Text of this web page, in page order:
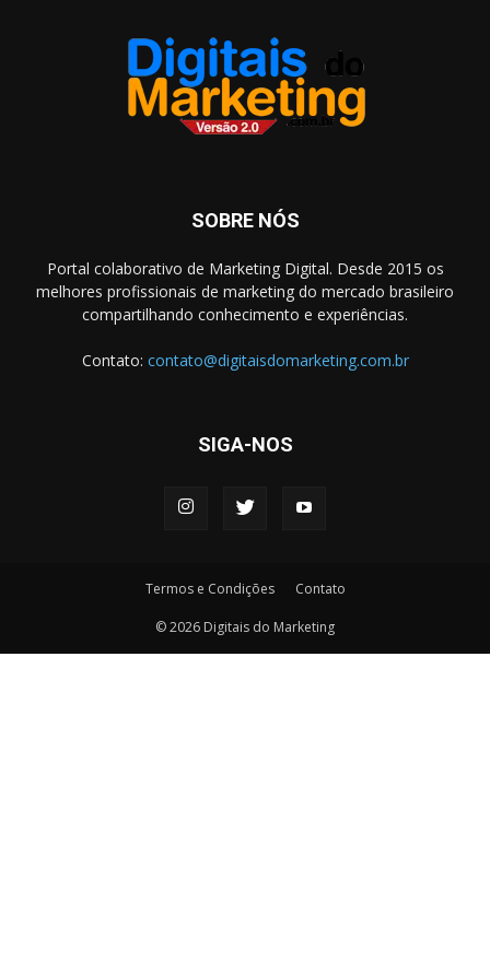
SOBRE NÓS
Portal colaborativo de Marketing Digital. Desde 2015 os
melhores profissionais de marketing do mercado brasileiro
compartilhando conhecimento e experiências.
Contato: contato@digitaisdomarketing.com.br
SIGA-NOS
Termos e Condições Contato
© 2026 Digitais do Marketing